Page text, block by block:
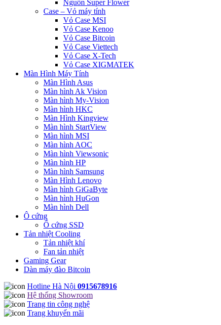
Nguồn Super Flower
Case – Vỏ máy tính
Vỏ Case MSI
Vỏ Case Kenoo
Vỏ Case Bitcoin
Vỏ Case Viettech
Vỏ Case X-Tech
Vỏ Case XIGMATEK
Màn Hình Máy Tính
Màn Hình Asus
Màn hình Ak Vision
Màn hình My-Vision
Màn hình HKC
Màn Hình Kingview
Màn hình StartView
Màn hình MSI
Màn hình AOC
Màn hình Viewsonic
Màn hình HP
Màn hình Samsung
Màn Hình Lenovo
Màn hình GiGaByte
Màn hình HuGon
Màn hình Dell
Ô cứng
Ổ cứng SSD
Tản nhiệt Cooling
Tản nhiệt khí
Fan tản nhiệt
Gaming Gear
Dàn máy đào Bitcoin
Hotline Hà Nội 0915678916
Hệ thống Showroom
Trang tin công nghệ
Trang khuyến mãi